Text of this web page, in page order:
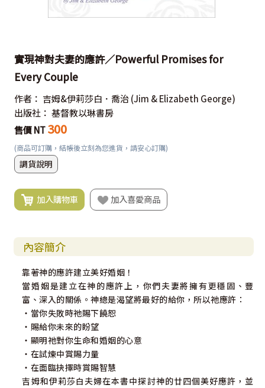
實現神對夫妻的應許／Powerful Promises for
Every Couple
作者： 吉姆&伊莉莎白．喬治 (Jim & Elizabeth George)
出版社： 基督教以琳書房
售價 NT 300
(商品可訂購，結帳後立刻為您進貨，請安心訂購)
調貨說明
加入購物車 加入喜愛商品
內容簡介
靠著神的應許建立美好婚姻！
當婚姻是建立在神的應許上，你們夫妻將擁有更穩固、豐
富、深入的關係。神總是渴望將最好的給你，所以祂應許：
‧當你失敗時祂賜下饒恕
‧賜給你未來的盼望
‧顯明祂對你生命和婚姻的心意
‧在試煉中賞賜力量
‧在面臨抉擇時賞賜智慧
吉姆和伊莉莎白夫婦在本書中探討神的廿四個美好應許，並